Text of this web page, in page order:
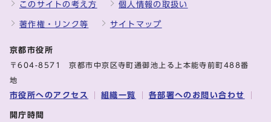
このサイトの考え方 個人情報の取扱い
著作権・リンク等 サイトマップ
京都市役所
〒604-8571 京都市中京区寺町通御池上る上本能寺前町488番
地
市役所へのアクセス 組織一覧 各部署へのお問い合わせ
開庁時間